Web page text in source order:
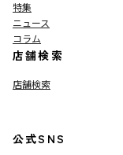
特集
ニュース
コラム
店舗検索
店舗検索
公式SNS